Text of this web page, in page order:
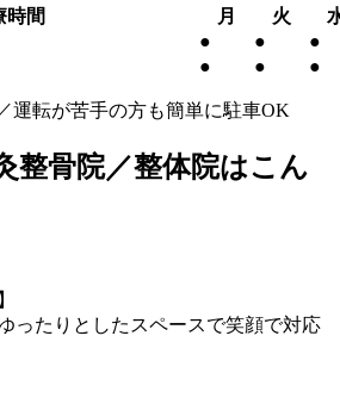
時間
月 火
● ●
●
● ● ●
運転が苦手の方も簡単に駐車OK
整骨院／整体院はこん
ったりとしたスペースで笑顔で対応